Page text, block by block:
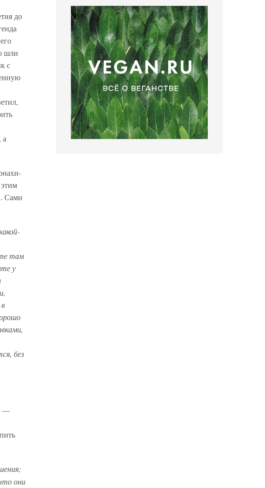
до
шли
с
а
Сами
там
у
без
—
они